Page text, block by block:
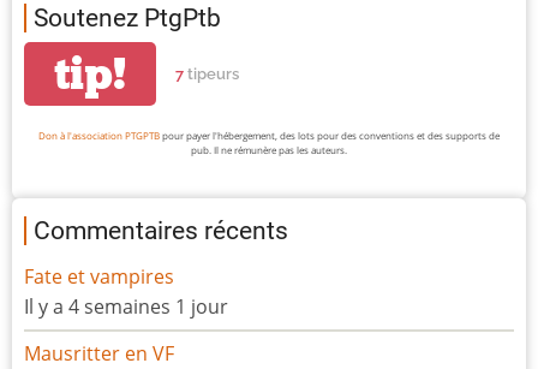
Soutenez PtgPtb
tip! 7 tipeurs
Don à l'association PTGPTBpour payer l'hébergement, des lots pour des conventions et des supports de
pub. Il ne rémunère pas les auteurs.
Commentaires récents
Fate et vampires
Il y a 4 semaines 1 jour
Mausritter en VF